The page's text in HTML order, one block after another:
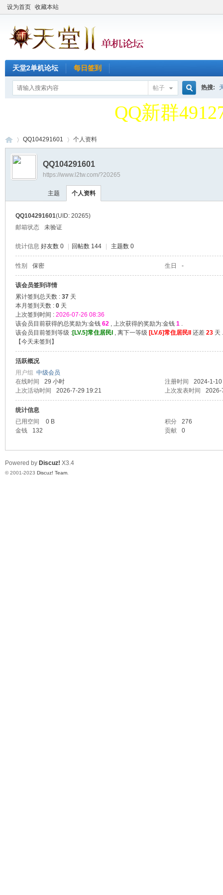
设为首页 收藏本站
天堂2单机论坛 每日签到
帖子 热搜:
天堂2单机
QQ新群
天堂2单机
QQ新群
›
QQ104291601 个人资料
QQ104291601
https://www.l2tw.com/?20265
主题 个人资料
QQ104291601(UID: 20265)
邮箱状态
未验证
统计信息 好友数 0 回帖数 144 主题数 0
性别 保密 生日 -
该会员签到详情
累计签到总天数 : 37 天
本月签到天数 : 0 天
上次签到时间 : 2026-07-26 08:36
该会员目前获得的总奖励为:金钱 62 , 上次获得的奖励为:金钱 1 .
该会员目前签到等级 :[LV.5]常住居民I , 离下一等级 [LV.6]常住居民II 还差 23 天 .
【今天未签到 】
活跃概况
用户组 中级会员
在线时间
29 小时 注册时间
2024-1-
上次活动时间
2026-7-29 19:21 上次发表时间 2026-
统计信息
已用空间
0 B 积分
276
金钱
132 贡献 0
Powered by Discuz! X3.4
© 2001-2023 Discuz! Team